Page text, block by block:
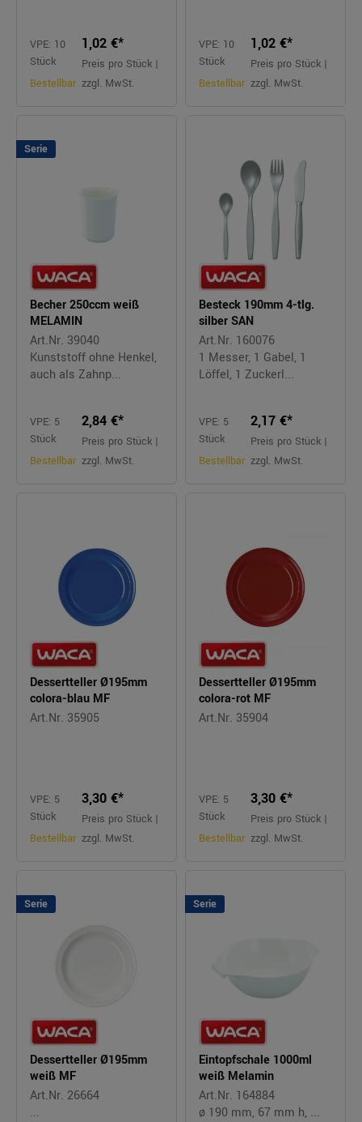
VPE: 10
Stück
Bestellbar
1,02 €*
Preis pro Stück |
zzgl. MwSt.
VPE: 10
Stück
Bestellbar
1,02 €*
Preis pro Stück |
zzgl. MwSt.
Serie
Becher 250ccm weiß
MELAMIN
Art.Nr. 39040
Kunststoff ohne Henkel,
auch als Zahnp...
VPE: 5
Stück
Bestellbar
2,84 €*
Preis pro Stück |
zzgl. MwSt.
Besteck 190mm 4-tlg.
silber SAN
Art.Nr. 160076
1 Messer, 1 Gabel, 1
Löffel, 1 Zuckerl...
VPE: 5
Stück
Bestellbar
2,17 €*
Preis pro Stück |
zzgl. MwSt.
Dessertteller Ø195mm
colora-blau MF
Art.Nr. 35905
VPE: 5
Stück
Bestellbar
3,30 €*
Preis pro Stück |
zzgl. MwSt.
Dessertteller Ø195mm
colora-rot MF
Art.Nr. 35904
VPE: 5
Stück
Bestellbar
3,30 €*
Preis pro Stück |
zzgl. MwSt.
Serie
Dessertteller Ø195mm
weiß MF
Art.Nr. 26664
...
Serie
Eintopfschale 1000ml
weiß Melamin
Art.Nr. 164884
ø 190 mm, 67 mm h, ...